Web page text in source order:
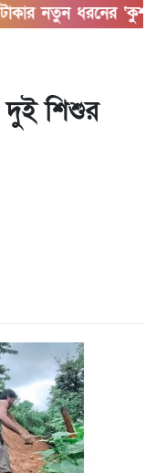
নতুন ধরনের ‘কুশ’
দুই শিশুর